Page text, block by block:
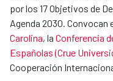
por los 17 Objetivos de
Agenda 2030. Convocan
Carolina, la Conferencia
Españolas (Crue
Cooperación